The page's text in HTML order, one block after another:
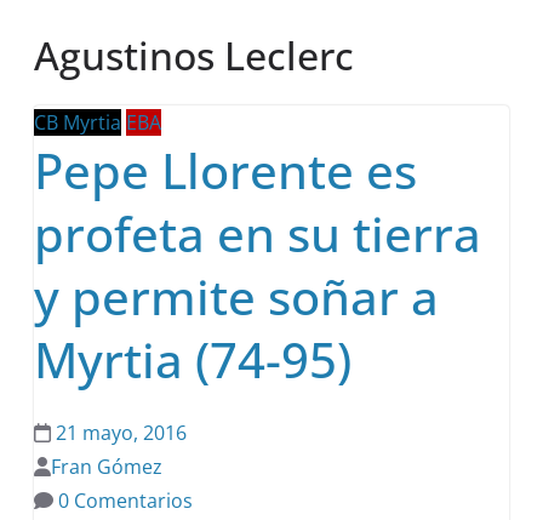
Agustinos Leclerc
CB Myrtia EBA
Pepe Llorente es
profeta en su tierra
y permite soñar a
Myrtia (74-95)
21 mayo, 2016
Fran Gómez
0 Comentarios